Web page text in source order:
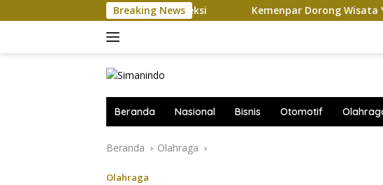
ke
Breaking News
Harus Ikuti Seleksi Kemenpar Dorong Wisata Yacht Ciptakan
Beranda Nasional Bisnis Otomotif
Beranda Olahraga
Olahraga